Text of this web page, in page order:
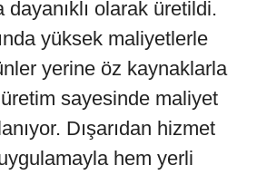
dayanıklı olarak üretildi.
yüksek maliyetlerle
yerine öz kaynaklarla
sayesinde maliyet
Dışarıdan hizmet
hem yerli